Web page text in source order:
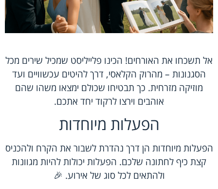
אל תשכחו את האורחים! הכינו פלייליסט שמכיל שירים מכל
הסגנונות – מהרוק הקלאסי, דרך להיטים עכשוויים ועד
מוזיקה מזרחית. כך תבטיחו שכולם ימצאו משהו שהם
אוהבים וירצו לרקוד יחד אתכם.
הפעלות מיוחדות
הפעלות מיוחדות הן דרך נהדרת לשבור את הקרח ולהכניס
קצת כיף לחתונה שלכם. הפעלות יכולות להיות מגוונות
ולהתאים לכל סוג של אירוע. 🎉